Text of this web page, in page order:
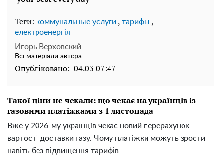
Теги: коммунальные услуги , тарифы ,
електроенергія
Игорь Верховский
Всі матеріали автора
Опубліковано: 04.03 07:47
Такої ціни не чекали: що чекає на українців із
газовими платіжками з 1 листопада
Вже у 2026-му українців чекає новий перерахунок
вартості доставки газу. Чому платіжки можуть зрости
навіть без підвищення тарифів